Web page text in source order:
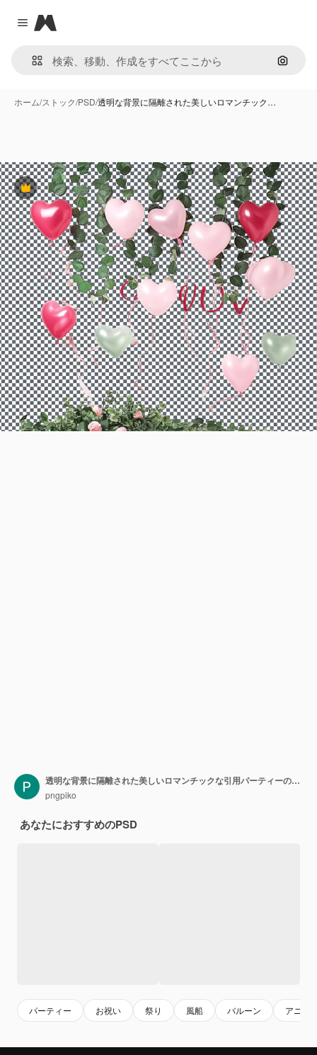
Close menu
Magnific
画像で
ホーム/ストック/PSD/透明な背景に隔離された美しいロマンチック…
Premium
透明な背景に隔離された美しいロマンチックな引用パーティーの花束
pngpiko
あなたにおすすめのPSD
パーティー お祝い 祭り 風船 バルーン アニバ